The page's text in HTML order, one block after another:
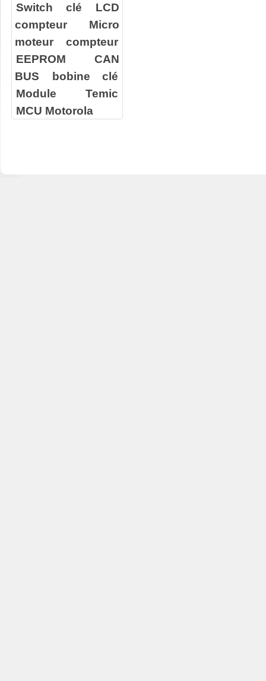
Switch clé
LCD
compteur
Micro
moteur compteur
EEPROM
CAN
BUS
bobine clé
Module Temic
MCU Motorola